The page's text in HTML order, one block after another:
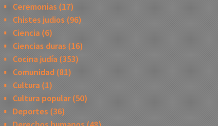
Ceremonias (17)
Chistes judios (96)
Ciencia(6)
Ciencias duras (16)
Cocina judía(353)
Comunidad(81)
Cultura(1)
Cultura popular(50)
Deportes (36)